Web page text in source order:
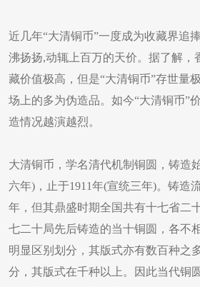
近几年“大清铜币”一度成为收藏界追
沸扬扬,动辄上百万的天价。据了解，
藏价值极高，但是“大清铜币”存世量
场上的多为伪造品。如今“大清铜币”
造情况越演越烈。
大清铜币，学名清代机制铜圆，铸造
六年)，止于1911年(宣统三年)。铸造
年，但其鼎盛时期全国共有十七省二
七二十局先后铸造的当十铜圆，各不
明显区别划分，其版式亦有数百种之
分，其版式在千种以上。因此当代铜